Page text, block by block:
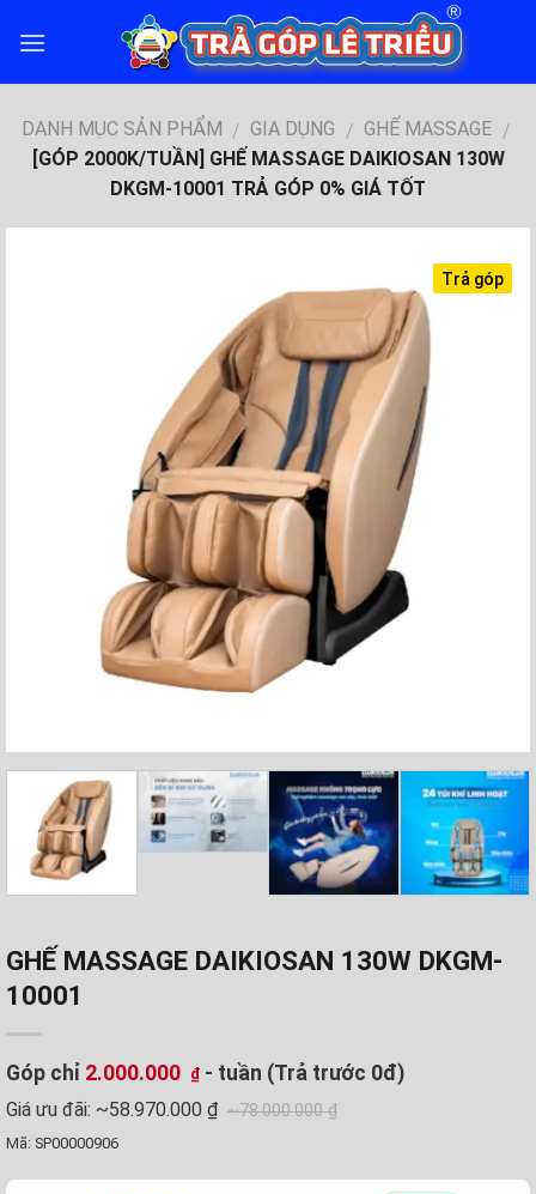
DANH MỤC SẢN PHẨM / GIA DỤNG / GHẾ MASSAGE /
[GÓP 2000K/TUẦN] GHẾ MASSAGE DAIKIOSAN 130W
DKGM-10001 TRẢ GÓP 0% GIÁ TỐT
Trả góp
GHẾ MASSAGE DAIKIOSAN 130W DKGM-
10001
Góp chỉ 2.000.000 ₫ - tuần (Trả trước 0đ)
Giá ưu đãi: ~58.970.000 ₫ ~78.000.000 ₫
Mã: SP00000906